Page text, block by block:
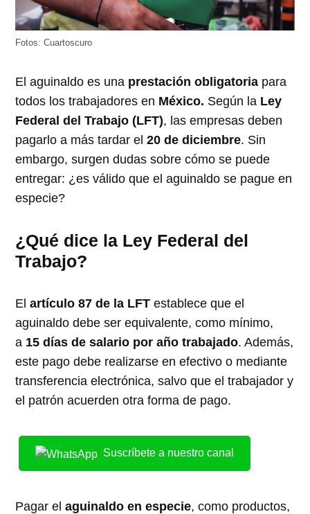
Fotos: Cuartoscuro
El aguinaldo es una prestación obligatoria para
todos los trabajadores en México. Según la Ley
Federal del Trabajo (LFT), las empresas deben
pagarlo a más tardar el20 de diciembre. Sin
embargo, surgen dudas sobre cómo se puede
entregar: ¿es válido que el aguinaldo se pague en
especie?
¿Qué dice la Ley Federal del
Trabajo?
El artículo 87 de la LFT establece que el
aguinaldo debe ser equivalente, como mínimo,
a 15 días de salario por año trabajado. Además,
este pago debe realizarse en efectivo o mediante
transferencia electrónica, salvo que el trabajador y
el patrón acuerden otra forma de pago.
Suscríbete a nuestro canal
Pagar elaguinaldo en especie, como productos,